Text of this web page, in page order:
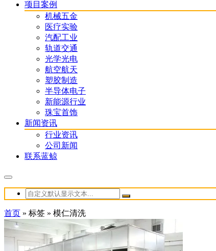
项目案例
机械五金
医疗实验
汽配工业
轨道交通
光学光电
航空航天
塑胶制造
半导体电子
新能源行业
珠宝首饰
新闻资讯
行业资讯
公司新闻
联系蓝鲸
首页 » 标签 » 模仁清洗